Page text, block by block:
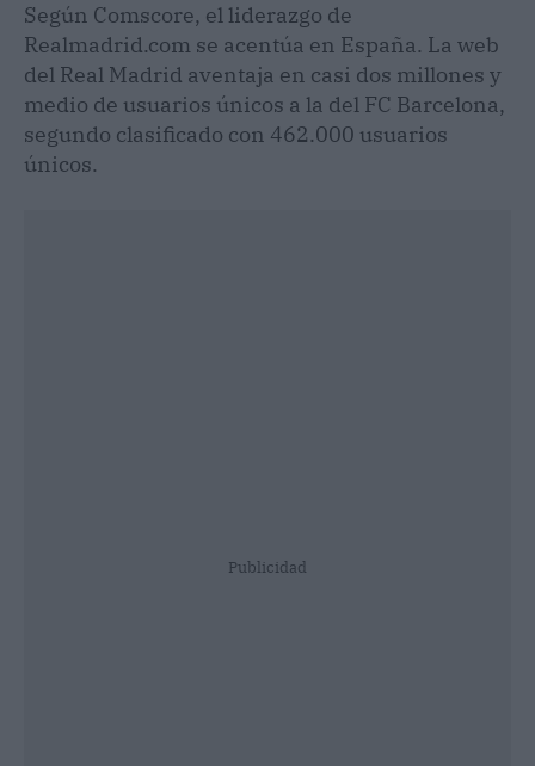
Según Comscore, el liderazgo de
Realmadrid.com se acentúa en España. La web
del Real Madrid aventaja en casi dos millones y
medio de usuarios únicos a la del FC Barcelona,
segundo clasificado con 462.000 usuarios
únicos.
Publicidad